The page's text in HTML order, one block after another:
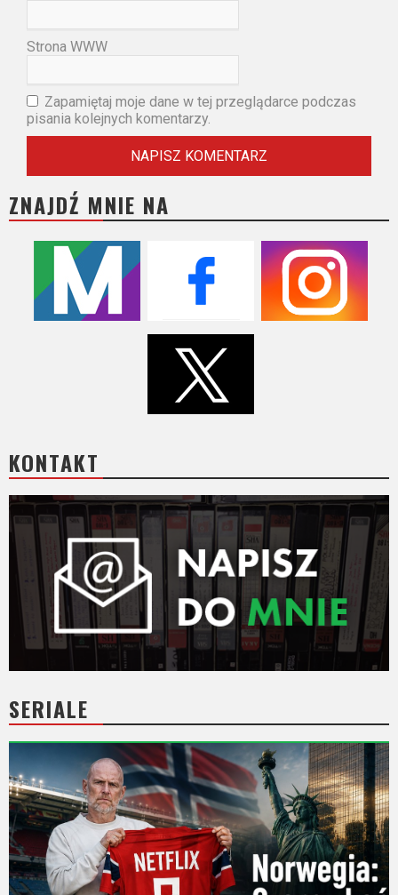
Strona WWW
Zapamiętaj moje dane w tej przeglądarce podczas
pisania kolejnych komentarzy.
ZNAJDŹ MNIE NA
KONTAKT
SERIALE